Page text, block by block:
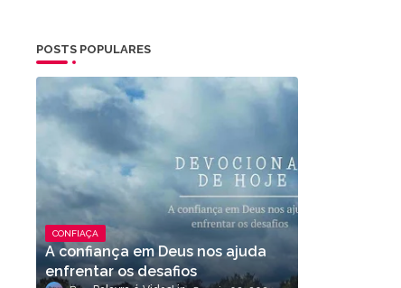
POSTS POPULARES
CONFIAÇA
A confiança em Deus nos ajuda
enfrentar os desafios